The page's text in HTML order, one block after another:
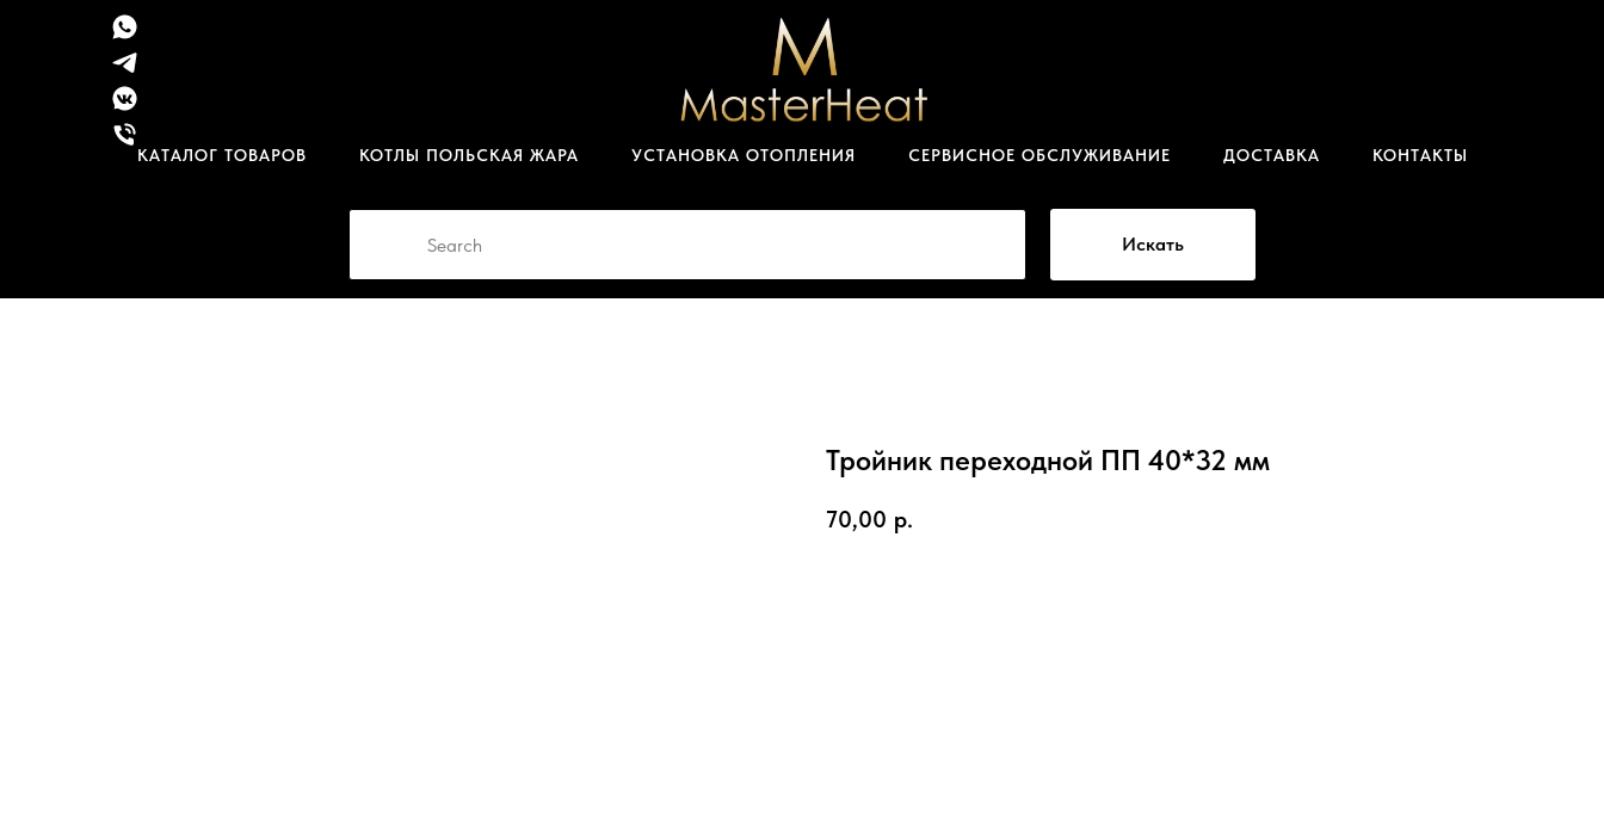
КАТАЛОГ ТОВАРОВ КОТЛЫ ПОЛЬСКАЯ ЖАРА УСТАНОВКА ОТОПЛЕНИЯ СЕРВИСНОЕ ОБСЛУЖИВАНИЕ ДОСТАВКА КОНТАКТЫ
Искать
Тройник переходной ПП 40*32 мм
70,00 р.